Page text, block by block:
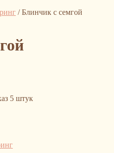
/Блинчик с семгой
5 штук